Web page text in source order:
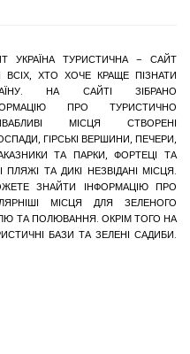
УКРАЇНА ТУРИСТИЧНА – САЙТ
ВСІХ, ХТО ХОЧЕ КРАЩЕ ПІЗНАТИ
НА САЙТІ ЗІБРАНО
ПРО ТУРИСТИЧНО
МІСЦЯ СТВОРЕНІ
ГІРСЬКІ ВЕРШИНИ, ПЕЧЕРИ,
ТА ПАРКИ, ФОРТЕЦІ ТА
ТА ДИКІ НЕЗВІДАНІ МІСЦЯ.
ЗНАЙТИ ІНФОРМАЦІЮ ПРО
МІСЦЯ ДЛЯ ЗЕЛЕНОГО
ТА ПОЛЮВАННЯ. ОКРІМ ТОГО НА
БАЗИ ТА ЗЕЛЕНІ САДИБИ.